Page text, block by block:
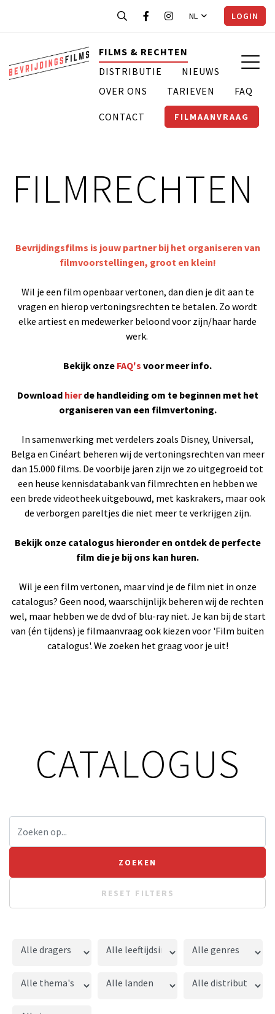
NL LOGIN
FILMS & RECHTEN
DISTRIBUTIE
NIEUWS
OVER ONS
TARIEVEN FAQ
CONTACT FILMAANVRAAG
FILMRECHTEN
Bevrijdingsfilms is jouw partner bij het organiseren van
filmvoorstellingen, groot en klein!
Wil je een film openbaar vertonen, dan dien je dit aan te
vragen en hierop vertoningsrechten te betalen. Zo wordt
elke artiest en medewerker beloond voor zijn/haar harde
werk.
Bekijk onze FAQ's voor meer info.
Download hierde handleiding om te beginnen met het
organiseren van een filmvertoning.
In samenwerking met verdelers zoals Disney, Universal,
Belga en Cinéart beheren wij de vertoningsrechten van meer
dan 15.000 films. De voorbije jaren zijn we zo uitgegroeid tot
een heuse kennisdatabank van filmrechten en hebben we
een brede videotheek uitgebouwd, met kaskrakers, maar ook
de verborgen pareltjes die niet meer te verkrijgen zijn.
Bekijk onze catalogus hieronder en ontdek de perfecte
film die je bij ons kan huren.
Wil je een film vertonen, maar vind je de film niet in onze
catalogus? Geen nood, waarschijnlijk beheren wij de rechten
wel, maar hebben we de dvd of blu-ray niet. Je kan bij de start
van (én tijdens) je filmaanvraag ook kiezen voor 'Film buiten
catalogus'. We zoeken het graag voor je uit!
CATALOGUS
RESET FILTERS